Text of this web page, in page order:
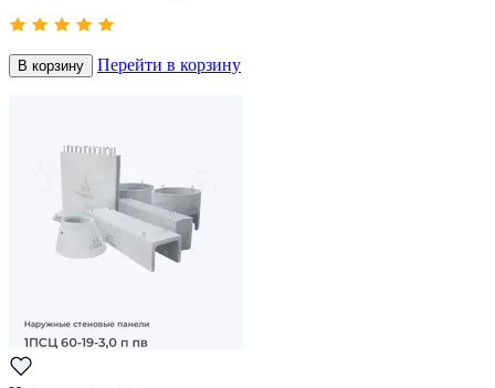
В корзину Перейти в корзину